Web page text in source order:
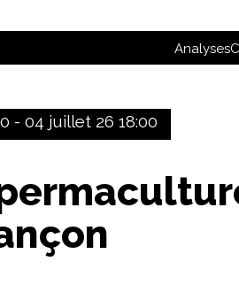
Analyses
- 04 juillet 26 18:00